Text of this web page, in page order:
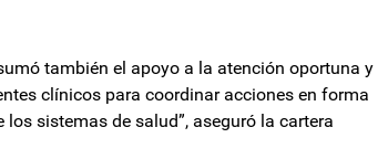
también el apoyo a la atención oportuna y
clínicos para coordinar acciones en forma
sistemas de salud”, aseguró la cartera